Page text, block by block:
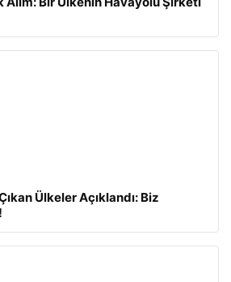
Ülkeler Açıklandı: Biz